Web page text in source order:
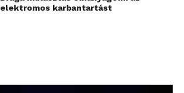
elektromos karbantartást